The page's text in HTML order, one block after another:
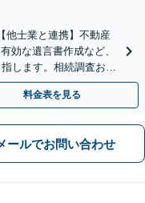
他士業と連携】不動産
効な遺言書作成など、
します。相続調査お任
料金表を見る
ールでお問い合わせ